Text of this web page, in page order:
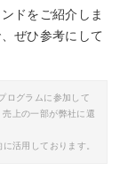
ドをご紹介しま
ぜひ参考にして
ログラムに参加して
上の一部が弊社に還
活用しております。